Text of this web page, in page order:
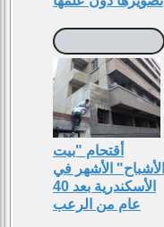
أقتحام "بيت
اﻷشباح" اﻷشهر في
اﻷسكندرية بعد 40
عام من الرعب